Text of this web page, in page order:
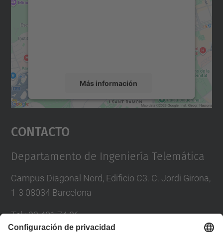
Más información
Aceptar
powered by
Contacto
Departamento de Ingeniería Telemática
Campus Diagonal Nord, Edificio C3. C. Jordi Girona,
1-3 08034 Barcelona
Tel.:93 401 74 86